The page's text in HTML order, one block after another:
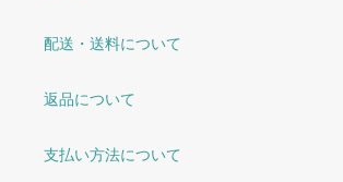
配送・送料について
返品について
支払い方法について